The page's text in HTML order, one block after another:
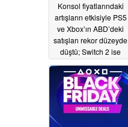
Konsol fiyatlarındaki
artışların etkisiyle PS5
ve Xbox’ın ABD’deki
satışları rekor düzeyde
düştü; Switch 2 ise
performans sergiledi
06/29/2026